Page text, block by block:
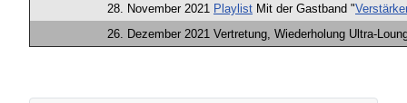
28. November 2021 Playlist Mit der Gastband "
26. Dezember 2021 Vertretung, Wiederholung Ultra-